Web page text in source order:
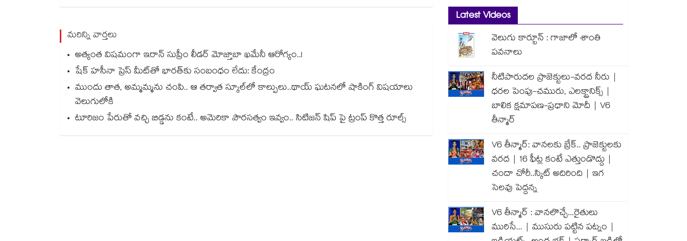
మరిన్ని వార్తలు
అత్యంత విషమంగా ఇరాన్ సుప్రీం లీడర్ మోజ్తాబా ఖమేనీ ఆరోగ్యం..!
షేక్ హసీనా ప్రెస్ మీట్‎తో భారత్‎కు సంబంధం లేదు: కేంద్రం
ముందు తాత, అమ్మమ్మను చంపి.. ఆ తర్వాత స్కూల్‌లో కాల్పులు..థాయ్ ఘటనలో షాకింగ్ విషయాలు
వెలుగులోకి
టూరిజం పేరుతో వచ్చి బిడ్డను కంటే.. అమెరికా పౌరసత్వం ఇవ్వం.. సిటిజన్ షిప్ పై ట్రంప్ కొత్త రూల్స్
Latest Videos
వెలుగు కార్టూన్ : గాజాలో శాంతి
పవనాలు
నీటిపారుదల ప్రాజెక్టులు-వరద నీరు |
ధరల పెంపు-చమురు, ఎలక్ట్రానిక్స్ |
బాలిక క్షమాపణ-ప్రధాని మోదీ | V6
తీన్మార్
V6 తీన్మార్: వానలకు బ్రేక్.. ప్రాజెక్టులకు
వరద | 16 ఫీట్ల కంటే ఎత్తుండొద్దు |
చందా చోరీ..స్కిట్ అదిరింది | ఇగ
సెలవు పెద్దన్న
V6 తీన్మార్ : వానలొచ్చే...రైతులు
మురిసే... | ముసురు పట్టిన పట్నం |